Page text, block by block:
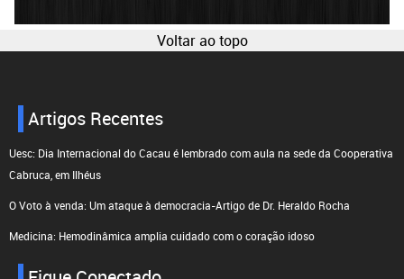
Voltar ao topo
Artigos Recentes
Uesc: Dia Internacional do Cacau é lembrado com aula na sede da Cooperativa
Cabruca, em Ilhéus
O Voto à venda: Um ataque à democracia-Artigo de Dr. Heraldo Rocha
Medicina: Hemodinâmica amplia cuidado com o coração idoso